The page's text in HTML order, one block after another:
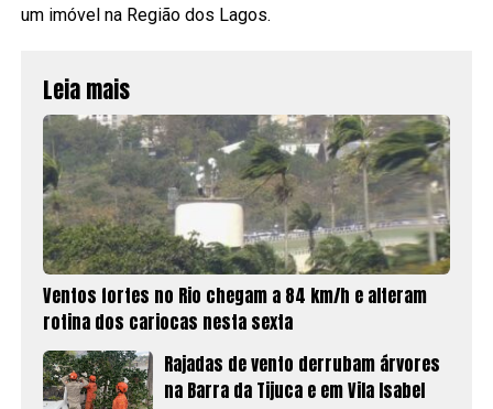
um imóvel na Região dos Lagos.
Leia mais
Ventos fortes no Rio chegam a 84 km/h e alteram
rotina dos cariocas nesta sexta
Rajadas de vento derrubam árvores
na Barra da Tijuca e em Vila Isabel